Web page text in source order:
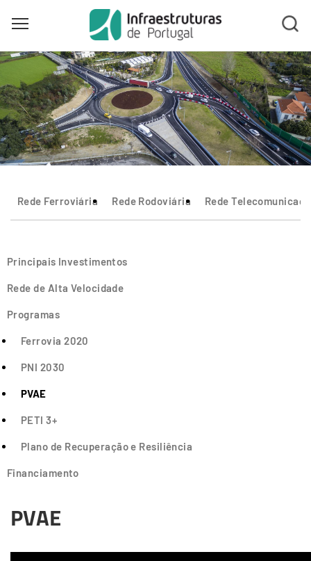
Skip
main
content
Toggle main menu visibility
Rede Ferroviária Rede Rodoviária Rede
Principais Investimentos
Rede de Alta Velocidade
Programas
Ferrovia 2020
PNI 2030
PVAE
PETI 3+
Plano de Recuperação e Resiliência
Financiamento
PVAE